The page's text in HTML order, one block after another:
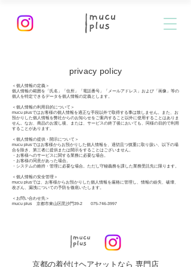
​privacy policy
＜個人情報の定義＞
個人情報の範囲を「氏名」「住所」「電話番号」「メールアドレス」および「画像」等の
個人を特定できるデータを個人情報の定義とします。
＜個人情報の利用目的について＞
mucu plusではお客様の個人情報を適正な手段以外で取得する事は致しません。また、お
預かりした個人情報を弊社からのお知らせをご案内すること以外に使用することはありま
せん。なお、商品のお渡し後、または、サービスの終了後においても、同様の目的で利用
することがあります。
＜個人情報の提供・開示について＞
mucu plusではお客様からお預かりした個人情報を、適切且つ慎重に取り扱い、以下の場
合を除き、第三者に提供または開示をすることはございません。
・お客様へのサービスに関する業務に必要な場合。
・お客様の同意があった場合。
・システムの維持・管理に必要な場合。ただし守秘義務を課した業務受託先に限ります。
＜個人情報の安全管理＞
mucu plusでは、お客様からお預かりした個人情報を厳格に管理し、情報の紛失、破壊、
改ざん、漏洩についての予防を徹底いたします。
＜お問い合わせ先＞
mucu plus 京都市東山区毘沙門39-2
075-746-3997
京都の着付けヘアセットなら 専門店